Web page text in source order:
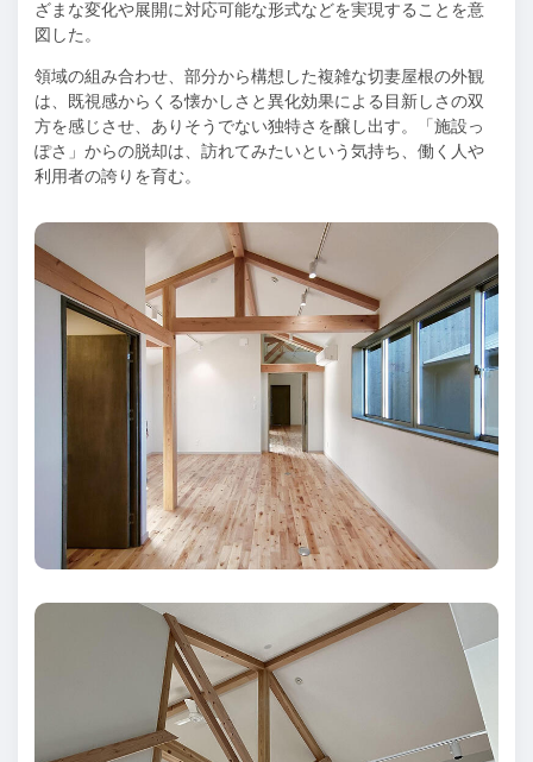
ざまな変化や展開に対応可能な形式などを実現することを意
図した。
領域の組み合わせ、部分から構想した複雑な切妻屋根の外観
は、既視感からくる懐かしさと異化効果による目新しさの双
方を感じさせ、ありそうでない独特さを醸し出す。「施設っ
ぽさ」からの脱却は、訪れてみたいという気持ち、働く人や
利用者の誇りを育む。